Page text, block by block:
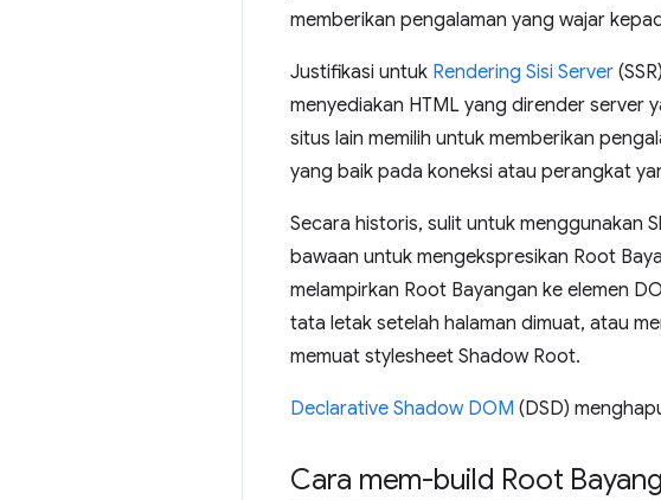
memberikan pengalaman yang wajar
Justifikasi untuk Rendering Sisi Server
menyediakan HTML yang dirender server
situs lain memilih untuk memberikan
yang baik pada koneksi atau perangkat
Secara historis, sulit untuk menggunakan
bawaan untuk mengekspresikan Root
melampirkan Root Bayangan ke elemen
tata letak setelah halaman dimuat, atau
memuat stylesheet Shadow Root.
Declarative Shadow DOM (DSD)
Cara mem-build Root